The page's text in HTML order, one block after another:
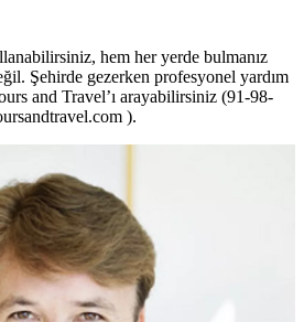
hem her yerde bulmanız
Şehirde gezerken profesyonel yardım
and Travel’ı arayabilirsiniz (91-98-
).